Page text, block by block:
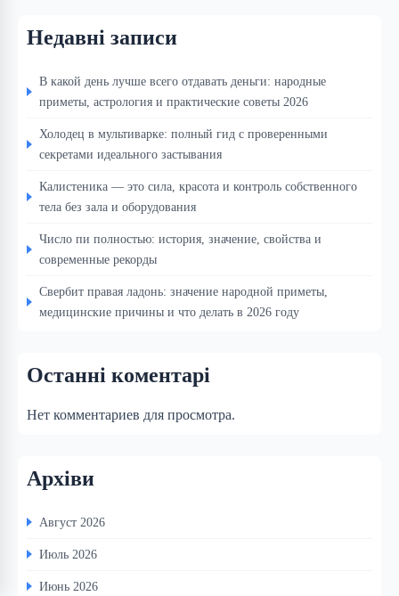
Недавні записи
В какой день лучше всего отдавать деньги: народные
приметы, астрология и практические советы 2026
Холодец в мультиварке: полный гид с проверенными
секретами идеального застывания
Калистеника — это сила, красота и контроль собственного
тела без зала и оборудования
Число пи полностью: история, значение, свойства и
современные рекорды
Свербит правая ладонь: значение народной приметы,
медицинские причины и что делать в 2026 году
Останні коментарі
Нет комментариев для просмотра.
Архіви
Август 2026
Июль 2026
Июнь 2026